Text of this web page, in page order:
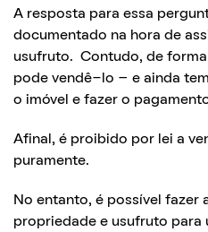
A resposta para essa
documentado na hora de
usufruto. Contudo, de
pode vendê-lo – e ainda
o imóvel e fazer o
Afinal, é proibido por lei a
puramente.
No entanto, é possível fazer
propriedade e usufruto para